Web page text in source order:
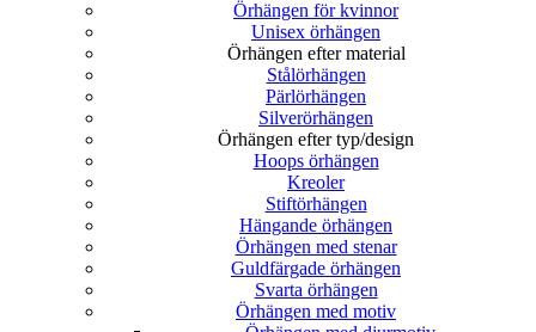
Örhängen för kvinnor
Unisex örhängen
Örhängen efter material
Stålörhängen
Pärlörhängen
Silverörhängen
Örhängen efter typ/design
Hoops örhängen
Kreoler
Stiftörhängen
Hängande örhängen
Örhängen med stenar
Guldfärgade örhängen
Svarta örhängen
Örhängen med motiv